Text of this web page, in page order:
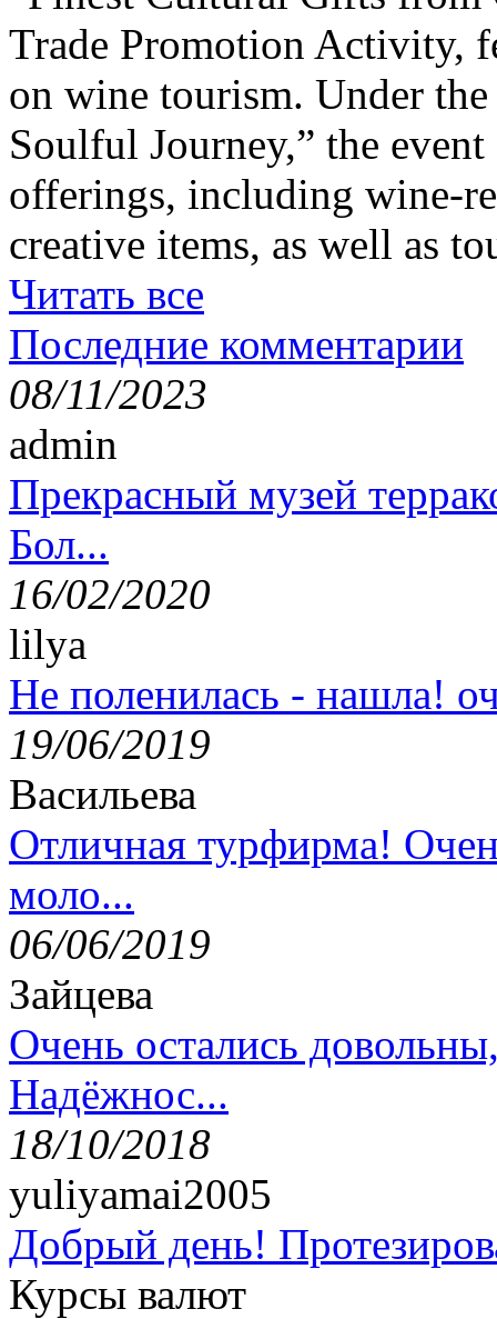
Trade Promotion Activity,
on wine tourism. Under
Soulful Journey,” the
offerings, including wine-
creative items, as well as
Читать все
Последние комментарии
08/11/2023
admin
Прекрасный музей
Бол...
16/02/2020
lilya
Не поленилась - нашла!
19/06/2019
Васильева
Отличная турфирма!
моло...
06/06/2019
Зайцева
Очень остались
Надёжнос...
18/10/2018
yuliyamai2005
Добрый день!
Курсы валют